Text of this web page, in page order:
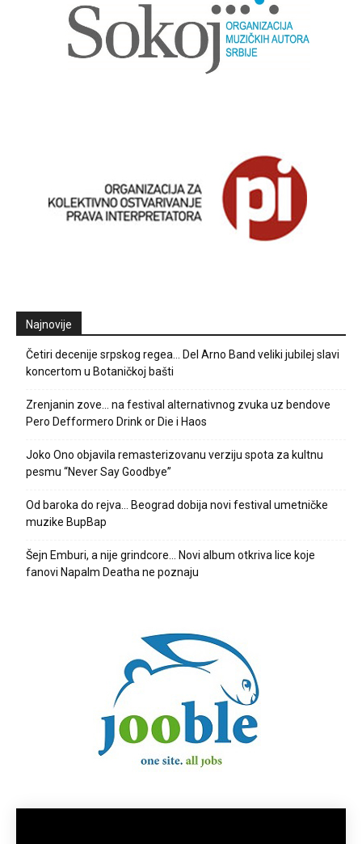
Najnovije
Četiri decenije srpskog regea… Del Arno Band veliki jubilej slavi
koncertom u Botaničkoj bašti
Zrenjanin zove… na festival alternativnog zvuka uz bendove
Pero Defformero Drink or Die i Haos
Joko Ono objavila remasterizovanu verziju spota za kultnu
pesmu “Never Say Goodbye”
Od baroka do rejva… Beograd dobija novi festival umetničke
muzike BupBap
Šejn Emburi, a nije grindcore… Novi album otkriva lice koje
fanovi Napalm Deatha ne poznaju